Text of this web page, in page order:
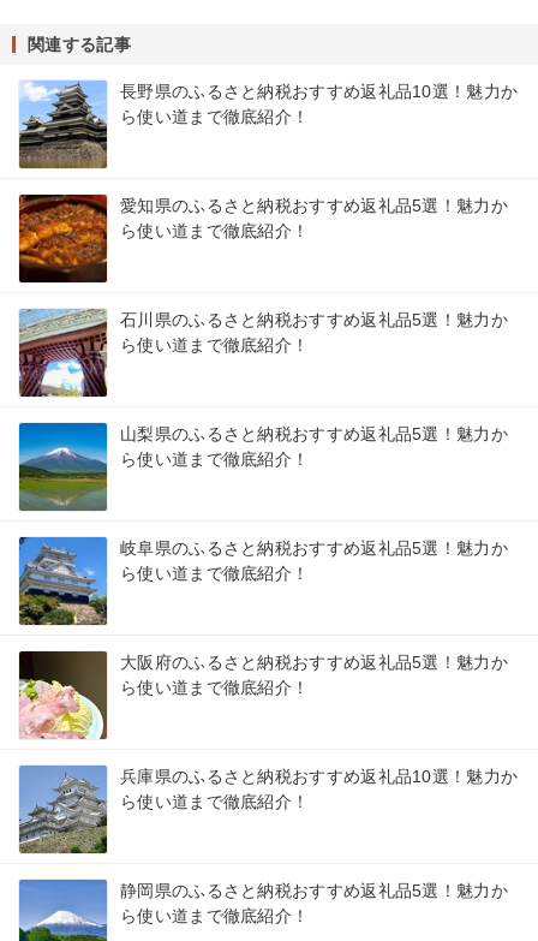
関連する記事
長野県のふるさと納税おすすめ返礼品10選！魅力か
ら使い道まで徹底紹介！
愛知県のふるさと納税おすすめ返礼品5選！魅力か
ら使い道まで徹底紹介！
石川県のふるさと納税おすすめ返礼品5選！魅力か
ら使い道まで徹底紹介！
山梨県のふるさと納税おすすめ返礼品5選！魅力か
ら使い道まで徹底紹介！
岐阜県のふるさと納税おすすめ返礼品5選！魅力か
ら使い道まで徹底紹介！
大阪府のふるさと納税おすすめ返礼品5選！魅力か
ら使い道まで徹底紹介！
兵庫県のふるさと納税おすすめ返礼品10選！魅力か
ら使い道まで徹底紹介！
静岡県のふるさと納税おすすめ返礼品5選！魅力か
ら使い道まで徹底紹介！